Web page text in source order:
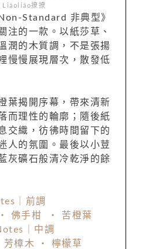
Liáoliáo撩撩
Standard 非典型》
注的一款。以紙莎草、
潤的木質調，不是張揚
慢慢展現層次，散發低
葉揭開序幕，帶來清新
而理性的輪廓；隨後紙
交織，彷彿時間留下的
人的氛圍。最後以小荳
灰礦石般清冷乾淨的餘
｜前調
佛手柑 ・ 苦橙葉
｜中調
樟木 ・ 檸檬草